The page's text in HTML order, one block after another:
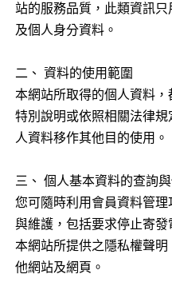
站的服務品質，此類資訊
及個人身分資料。
二、 資料的使用範圍
本網站所取得的個人資料
特別說明或依照相關法律
人資料移作其他目的使用。
三、 個人基本資料的查詢
您可隨時利用會員資料管
與維護，包括要求停止寄發
本網站所提供之隱私權聲
他網站及網頁。